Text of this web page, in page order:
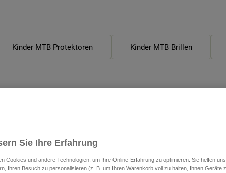
Kinder MTB Protektoren Kinder MTB Brillen
Sie Ihre Erfahrung
Cookies und andere Technologien, um Ihre Online-Erfahrung zu optimieren. Sie helfen
Ihren Besuch zu personalisieren (z. B. um Ihren Warenkorb voll zu halten, Ihnen Geräte